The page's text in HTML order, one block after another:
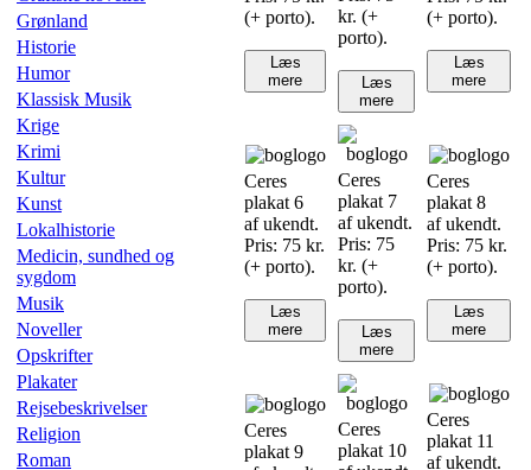
Grønland
Historie
Humor
Klassisk Musik
Krige
Krimi
Kultur
Kunst
Lokalhistorie
Medicin, sundhed og
sygdom
Musik
Noveller
Opskrifter
Plakater
Rejsebeskrivelser
Religion
Roman
(+ porto).
Læs
mere
kr. (+
porto).
Læs
mere
(+ porto).
Læs
mere
Ceres
plakat 6
af ukendt.
Pris: 75 kr.
(+ porto).
Læs
mere
Ceres
plakat 7
af ukendt.
Pris: 75
kr. (+
porto).
Læs
mere
Ceres
plakat 8
af ukendt.
Pris: 75 kr.
(+ porto).
Læs
mere
Ceres
plakat 9
Ceres
plakat 10
Ceres
plakat 11
af ukendt.